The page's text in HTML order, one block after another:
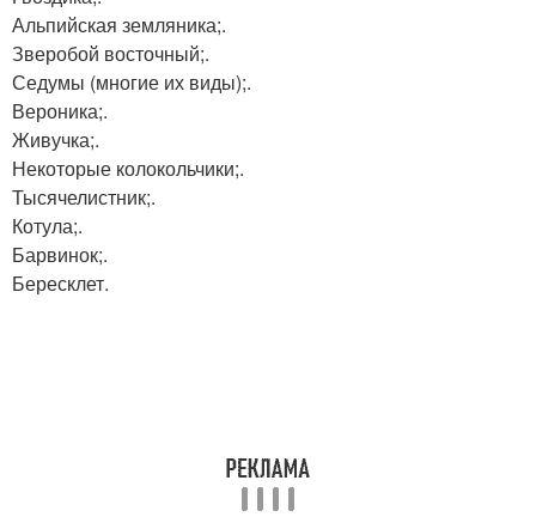
Альпийская земляника;.
Зверобой восточный;.
Седумы (многие их виды);.
Вероника;.
Живучка;.
Некоторые колокольчики;.
Тысячелистник;.
Котула;.
Барвинок;.
Бересклет.